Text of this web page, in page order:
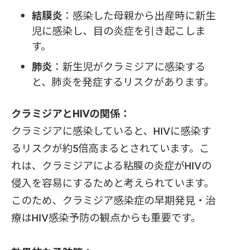
結膜炎 ：感染した母親から出産時に新生
児に感染し、目の炎症を引き起こしま
す。
肺炎 ：新生児がクラミジアに感染する
と、肺炎を発症するリスクがあります。
クラミジアとHIVの関係：
クラミジアに感染していると、HIVに感染す
るリスクが約5倍高まるとされています。こ
れは、クラミジアによる粘膜の炎症がHIVの
侵入を容易にするためと考えられています。
このため、クラミジア感染症の早期発見・治
療はHIV感染予防の観点からも重要です。